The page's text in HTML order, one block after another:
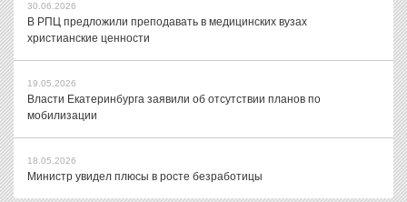
30.06.2026
В РПЦ предложили преподавать в медицинских вузах
христианские ценности
19.05.2026
Власти Екатеринбурга заявили об отсутствии планов по
мобилизации
18.05.2026
Министр увидел плюсы в росте безработицы